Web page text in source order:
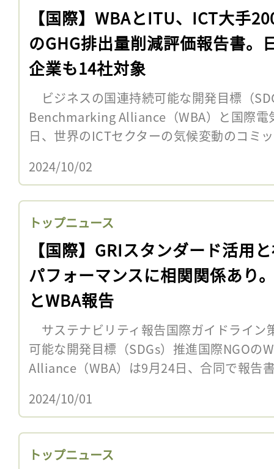
【国際】WBAとITU、ICT大手
のGHG排出量削減評価報告書。
企業も14社対象
ビジネスの国連持続可能な開発目標（
Benchmarking Alliance（WBA）と国際電
日、世界のICTセクターの気候変動のコミ
2024/10/02
トップニュース
【国際】GRIスタンダード活用
パフォーマンスに相関関係あり
とWBA報告
サステナビリティ報告国際ガイドライン
可能な開発目標（SDGs）推進国際NGO
Alliance（WBA）は9月24日、合同で報告
2024/10/01
トップニュース